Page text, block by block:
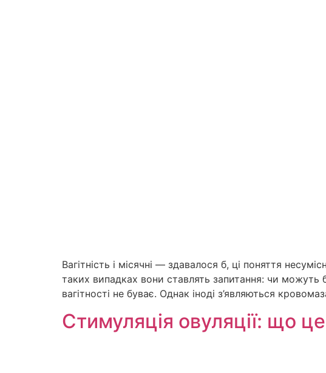
Вагітність і місячні — здавалося б, ці поняття
таких випадках вони ставлять запитання: чи можуть
вагітності не буває. Однак іноді з’являються
Стимуляція овуляції: що